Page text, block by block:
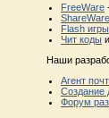
FreeWare
ShareWare
Flash игры
Чит коды
Наши
Агент
Создание
Форум